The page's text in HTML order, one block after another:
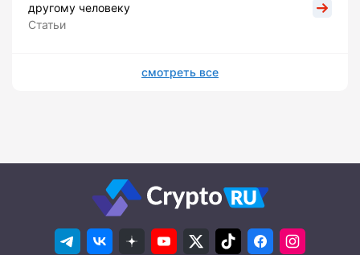
другому человеку
Статьи
смотреть все